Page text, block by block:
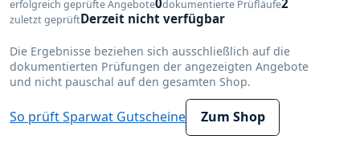
erfolgreich geprüfte Angebote0dokumentierte Prüfläufe2
zuletzt geprüftDerzeit nicht verfügbar
Die Ergebnisse beziehen sich ausschließlich auf die
dokumentierten Prüfungen der angezeigten Angebote
und nicht pauschal auf den gesamten Shop.
So prüft Sparwat Gutscheine Zum Shop